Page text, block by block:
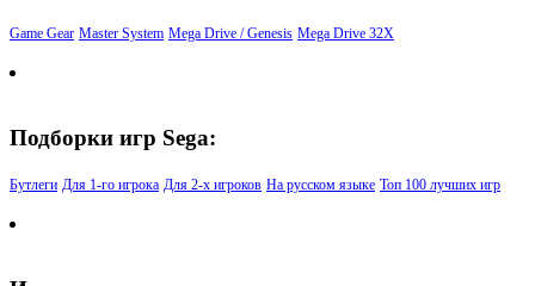
Game Gear Master System Mega Drive / Genesis Mega Drive 32X
Подборки игр Sega:
Бутлеги Для 1-го игрока Для 2-х игроков На русском языке Топ 100 лучших игр